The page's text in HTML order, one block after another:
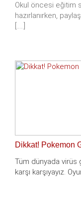
Okul öncesi eğitim
hazırlanırken,
[.....]
Dikkat! Pokemon
Tüm dünyada virüs
karşı karşıyayız.